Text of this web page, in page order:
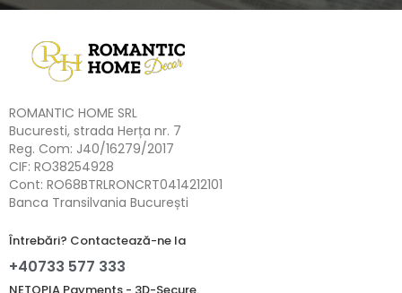
ROMANTIC HOME SRL
Bucuresti, strada Herța nr. 7
Reg. Com: J40/16279/2017
CIF: RO38254928
Cont: RO68BTRLRONCRT0414212101
Banca Transilvania București
Întrebări? Contactează-ne la
+40733 577 333
NETOPIA Payments - 3D-Secure.